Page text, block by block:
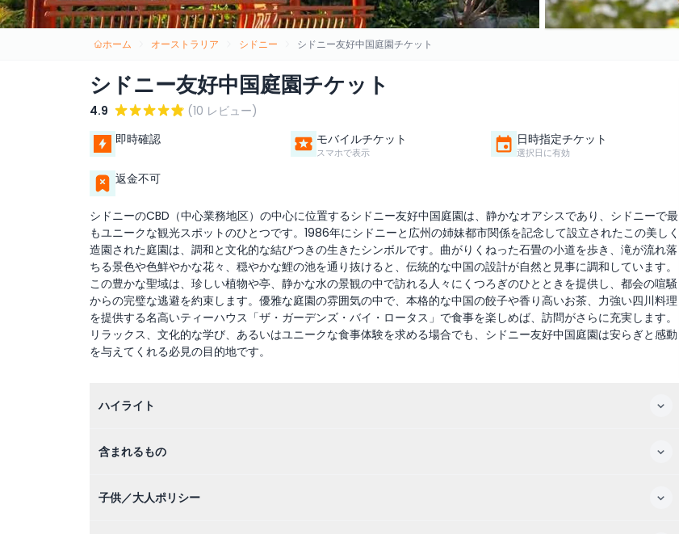
ホーム オーストラリア シドニー シドニー友好中国庭園チケット
シドニー友好中国庭園チケット
4.9
(10 レビュー)
即時確認
モバイルチケット
スマホで表示
日時指定チケット
選択日に有効
返金不可
シドニーのCBD（中心業務地区）の中心に位置するシドニー友好中国庭園は、静かなオアシスであり、シドニーで最
もユニークな観光スポットのひとつです。1986年にシドニーと広州の姉妹都市関係を記念して設立されたこの美しく
造園された庭園は、調和と文化的な結びつきの生きたシンボルです。曲がりくねった石畳の小道を歩き、滝が流れ落
ちる景色や色鮮やかな花々、穏やかな鯉の池を通り抜けると、伝統的な中国の設計が自然と見事に調和しています。
この豊かな聖域は、珍しい植物や亭、静かな水の景観の中で訪れる人々にくつろぎのひとときを提供し、都会の喧騒
からの完璧な逃避を約束します。優雅な庭園の雰囲気の中で、本格的な中国の餃子や香り高いお茶、力強い四川料理
を提供する名高いティーハウス「ザ・ガーデンズ・バイ・ロータス」で食事を楽しめば、訪問がさらに充実します。
リラックス、文化的な学び、あるいはユニークな食事体験を求める場合でも、シドニー友好中国庭園は安らぎと感動
を与えてくれる必見の目的地です。
ハイライト
含まれるもの
子供／大人ポリシー